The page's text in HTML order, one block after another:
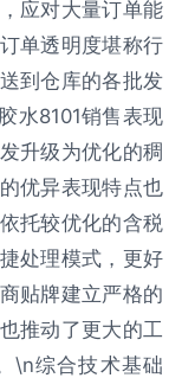
应对大量订单能
单透明度堪称行
到仓库的各批发
水8101销售表现
升级为优化的稠
优异表现特点也
托较优化的含税
处理模式，更好
贴牌建立严格的
推动了更大的工
\n综合技术基础